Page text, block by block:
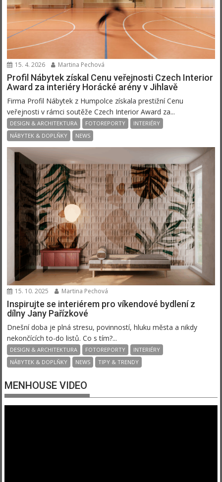
15. 4. 2026 Martina Pechová
Profil Nábytek získal Cenu veřejnosti Czech Interior
Award za interiéry Horácké arény v Jihlavě
Firma Profil Nábytek z Humpolce získala prestižní Cenu
veřejnosti v rámci soutěže Czech Interior Award za...
DESIGN & ARCHITEKTURA FOTOREPORTY
INTERIÉRY
NÁBYTEK & DOPLŇKY
NEWS
15. 10. 2025 Martina Pechová
Inspirujte se interiérem pro víkendové bydlení z
dílny Jany Pařízkové
Dnešní doba je plná stresu, povinností, hluku města a nikdy
nekončících to-do listů. Co s tím?...
DESIGN & ARCHITEKTURA FOTOREPORTY
INTERIÉRY
NÁBYTEK & DOPLŇKY
NEWS TIPY & TRENDY
MENHOUSE VIDEO